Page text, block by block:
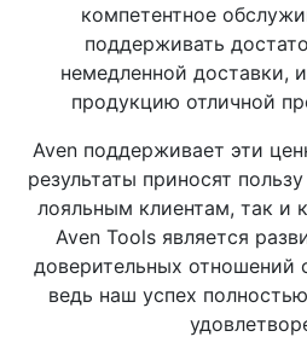
компетентное
поддерживать
немедленной доставки,
продукцию отличной
Aven поддерживает эти
результаты приносят
лояльным клиентам, так и
Aven Tools является
доверительных отношений
ведь наш успех